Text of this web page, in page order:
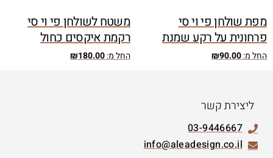
מפת שולחן פי וי סי
פרחונית על רקע שמנת
החל מ: ₪90.00
משטח לשולחן פי וי סי
רקמת איקסים כחול
החל מ: ₪180.00
ליצירת קשר
03-9446667
info@aleadesign.co.il